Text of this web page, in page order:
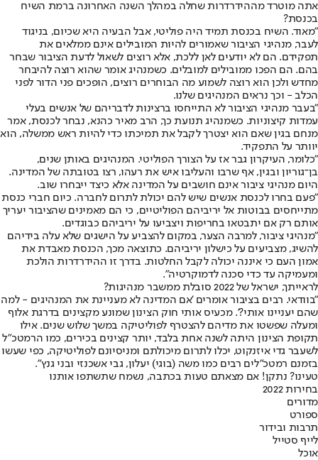
אתה מוטרד מההידרדרות שחלה במהלך השנה האחרונה ברמת השיח
בכנסת?
"מאוד. השיח בכנסת תמיד היה פוליטי, אבל הבעיה היא שכיום, בניגוד
לעבר, מנהיגי הציבור שאמורים להיות המובילים אינם ממלאים את
תפקידם. הם לא יודעים לאן ללכת, אלא רוצים לשאול לדעת הציבור שבחר
בהם. הם הפכו ממובילים למובלים. כשמנהיג אומר שהוא רוצה להיבחר
מחדש ולכן הוא רוצה לשמוע מה הבוחרים רוצים, הופכים פני הדור לפני
הכלב - וכך נראים המנהיגים שלנו.
"בעבר מנהיגי הציבור לא התייחסו ברצינות לדבריהם של אנשים בעלי
עמדות קיצוניות. כשמנהיג תנועת כך, הרב מאיר כהנא, נבחר לכנסת, אמר
מנחם בגין שאם הוא יצטרך לקבל את תמיכתו כדי להיות ראש ממשלה, הוא
יוותר על התפקיד.
"כלומר, העיקרון גבר אז על הצורך הפוליטי. המנהיגים באותן שנים,
בן־גוריון ובגין, אף שרבו והעליבו איש את רעהו, רצו בטובתה של המדינה.
היום מנהיגי ציבור אינם חושבים על המדינה אלא כיצד ייבחרו שוב.
"פעם בחרו לכנסת אנשים שיש להם יכולת לתרום לחברה. כיום חברי כנסת
מתייחסים בבוטות אל יריביהם הפוליטיים, כי הם מאמינים שהציבור יעריך
אותם רק אם יתבטאו בחריפות ויצביעו על יריביהם כבוגדים.
"מנהיגי ציבור, למרבה הצער, במקום להצביע על הישגים שלא עלה בידיהם
להשיג, מצביעים על כישלון יריביהם. כתוצאה מכך, הכנסת מאבדת את
אמון העם כי איננה יכולה לקבל החלטות. בדרך זו ההידרדרות הולכת
ומעמיקה עד כדי סכנה לדמוקרטיה".
לראייתך, ישראל של 2022 סובלת ממשבר מנהיגות?
"בוודאי. רבים בציבור אומרים 'אם המדינה לא מעניינת את המנהיגים - למה
שהם יעניינו אותי?'. מכעיס אותי חוק הצינון שמונע מקצינים בדרגת אלוף
ומעלה שפשטו את מדיהם להצטרף לפוליטיקה במשך שלוש שנים. אילו
תקופת הצינון היתה לשנה אחת בלבד, יותר קצינים בכירים, כמו הרמטכ"ל
לשעבר גדי איזנקוט, יכלו לתרום מיכולתם ומניסיונם לפוליטיקה, כפי שעשו
בזמנם רמטכ"לים רבים כמו משה (בוגי) יעלון, גבי אשכנזי ובני גנץ".
טעינו? נתקן! אם מצאתם טעות בכתבה, נשמח שתשתפו אותנו
בחירות 2022
מדורים
ספורט
תרבות ובידור
לייף סטייל
אוכל